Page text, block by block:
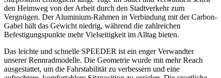
den Heimweg von der Arbeit durch den Stadtverkehr zum
Vergnügen. Der Aluminium-Rahmen in Verbindung mit der Carbon-
Gabel hält das Gewicht niedrig, während die zahlreichen
Befestigungspunkte mehr Vielseitigkeit im Alltag bieten.
Das leichte und schnelle SPEEDER ist ein enger Verwandter
unserer Rennradmodelle. Die Geometrie wurde mit mehr Reach
ausgestattet, um die Fahrstabilität zu verbessern und eine